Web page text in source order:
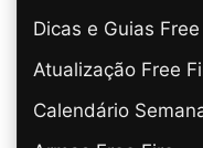
Dicas e Guias
Atualização Free
Calendário